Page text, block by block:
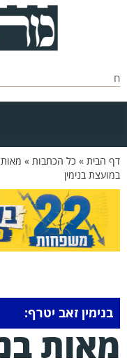
הבית»כל הכתבות»מאות
בנימין
בנימין זאב יטרף: